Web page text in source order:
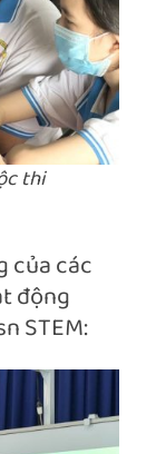
thi
của các
động
STEM: